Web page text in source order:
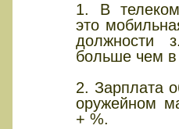
1. В
это
должности
больше чем
2. Зарплата
оружейном
+ %.